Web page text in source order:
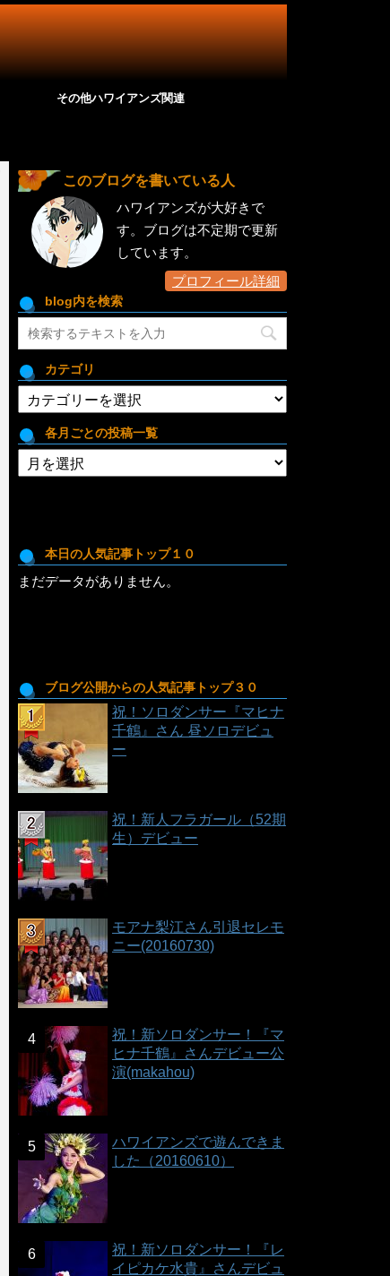
その他ハワイアンズ関連
このブログを書いている人
ハワイアンズが大好きで
す。ブログは不定期で更新
しています。
プロフィール詳細
blog内を検索
カテゴリ
テ
ゴ
リ
各月ごとの投稿一覧
各
月
投
稿
一
本日の人気記事トップ１０
まだデータがありません。
ブログ公開からの人気記事トップ３０
祝！ソロダンサー『マヒナ
千鶴』さん 昼ソロデビュ
ー
祝！新人フラガール（52期
生）デビュー
モアナ梨江さん引退セレモ
ニー(20160730)
祝！新ソロダンサー！『マ
ヒナ千鶴』さんデビュー公
演(makahou)
ハワイアンズで遊んできま
した（20160610）
祝！新ソロダンサー！『レ
イピカケ水貴』さんデビュ